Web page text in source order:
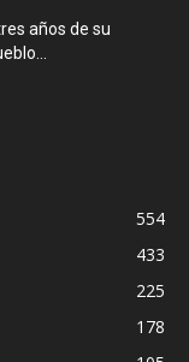
años de su
554
433
225
178